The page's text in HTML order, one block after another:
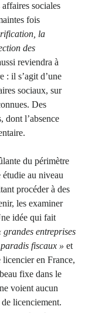
sociales
fois
la
des
reviendra à
: il s’agit d’une
sociaux, sur
Des
dont l’absence
du périmètre
au niveau
procéder à des
les examiner
idée qui fait
grandes entreprises
fiscaux » et
en France,
fixe dans le
voient aucun
licenciement.